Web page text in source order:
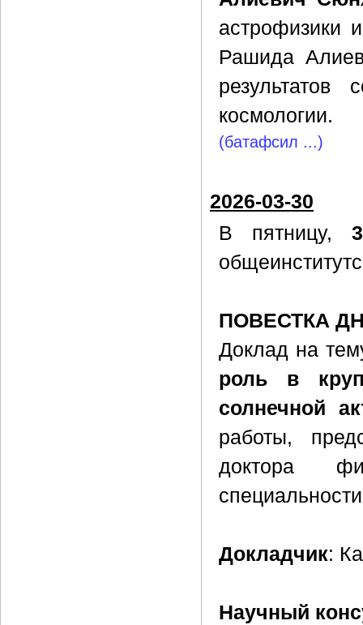
астрофизики
Рашида
результатов
космологии.
(батафсил ...)
2026-03-30
В пятницу,
ПОВЕСТКА
Доклад на
роль в
солнечной
работы,
доктора
Докладчик:
Научный